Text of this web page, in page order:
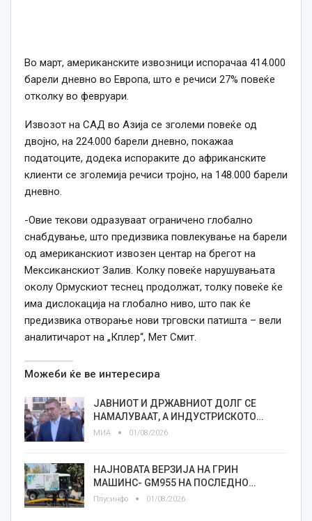
Во март, американските извозници испорачаа 414.000
барели дневно во Европа, што е речиси 27% повеќе
отколку во февруари.
Извозот на САД во Азија се зголеми повеќе од
двојно, на 224.000 барели дневно, покажаа
податоците, додека испораките до африканските
клиенти се зголемија речиси тројно, на 148.000 барели
дневно.
-Овие текови одразуваат ограничено глобално
снабдување, што предизвика повлекување на барели
од американскиот извозен центар на брегот на
Мексиканскиот Залив. Колку повеќе нарушувањата
околу Ормускиот теснец продолжат, толку повеќе ќе
има дислокација на глобално ниво, што пак ќе
предизвика отворање нови трговски патишта – вели
аналитичарот на „Кплер“, Мет Смит.
Можеби ќе ве интересира
ЈАВНИОТ И ДРЖАВНИОТ ДОЛГ СЕ
НАМАЛУВААТ, А ИНДУСТРИСКОТО…
МИА 01/08/2026
НАЈНОВАТА ВЕРЗИЈА НА ГРИН
МАШИНС- GM955 НА ПОСЛЕДНО…
Плусинфо 01/08/2026